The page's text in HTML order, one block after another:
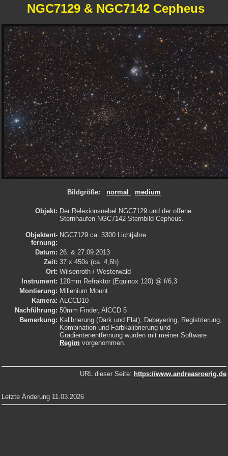
NGC7129 & NGC7142 Cepheus
Bildgröße: normal medium
Objekt: Der Relexionsnebel NGC7129 und der offene
Sternhaufen NGC7142 Sternbild Cepheus.
Objektent­
fernung:
NGC7129 ca. 3300 Lichtjahre
Datum: 26. & 27.09.2013
Zeit: 37 x 450s (ca. 4,6h)
Ort: Wilsenroth / Westerwald
Instrument: 120mm Refraktor (Equinox 120) @ f/6,3
Montierung: Millenium Mount
Kamera: ALCCD10
Nachführung: 50mm Finder, AlCCD 5
Bemerkung: Kalibrierung (Dark und Flat), Debayering, Registrierung,
Kombination und Farbkalibrierung und
Gradientenentfernung wurden mit meiner Software
Regim vorgenommen.
URL dieser Seite: https://www.andreasroerig.de
Letzte Änderung 11.03.2026